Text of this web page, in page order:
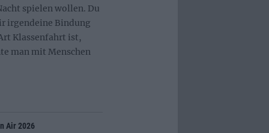
spielen wollen. Du
irgendeine Bindung
Klassenfahrt ist,
man mit Menschen
Air 2026